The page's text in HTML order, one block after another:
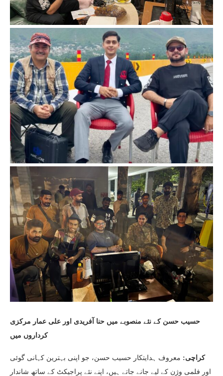
حسیب حسن کے نئے منصوبے میں حنا آفریدی اور علی عمار مرکزی
کرداروں میں
کراچی: معروف ہدایتکار حسیب حسن، جو اپنی بہترین کہانی گوئی
اور فلمی وژن کے لیے جانے جاتے ہیں، اپنے نئے پراجیکٹ کے ساتھ شاندار